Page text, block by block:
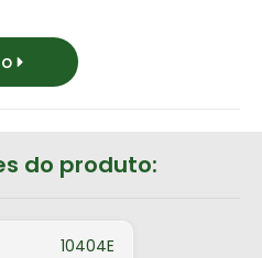
do produto:
10404E